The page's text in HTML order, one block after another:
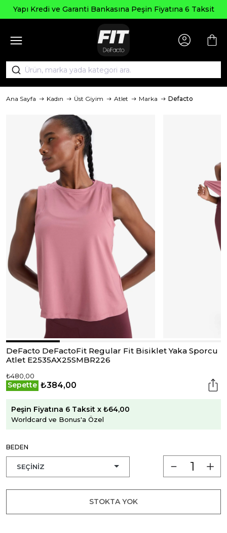
Yapı Kredi ve Garanti Bankasına Peşin Fiyatına 6 Taksit
Ana Sayfa Kadın Üst Giyim Atlet Marka Defacto
DeFacto DeFactoFit Regular Fit Bisiklet Yaka Sporcu
Atlet E2535AX25SMBR226
₺480,00
Sepette ₺384,00
Peşin Fiyatına 6 Taksit x ₺64,00
Worldcard ve Bonus'a Özel
BEDEN
STOKTA YOK